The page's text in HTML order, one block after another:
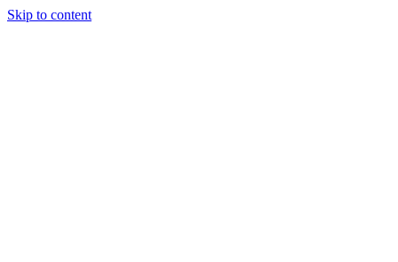
Skip to content